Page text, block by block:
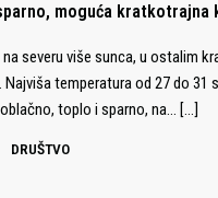
moguća kratkotrajna
severu više sunca, u ostalim
temperatura od 27 do 31
toplo i sparno, na…
[…]
DRUŠTVO